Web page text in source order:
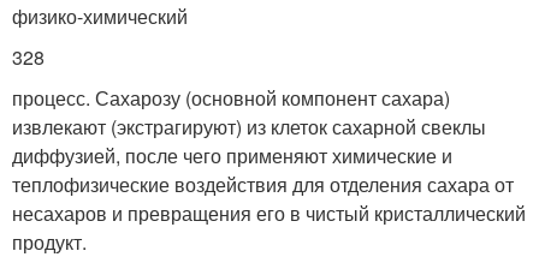
физико-химический
328
процесс. Сахарозу (основной компонент сахара)
извлекают (экстрагируют) из клеток сахарной свеклы
диффузией, после чего применяют химические и
теплофизические воздействия для отделения сахара от
несахаров и превращения его в чистый кристаллический
продукт.